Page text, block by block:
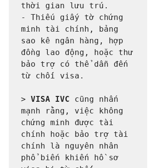
thời gian lưu trú.
- Thiếu giấy tờ chứng
minh tài chính, bảng
sao kê ngân hàng, hợp
đồng lao động, hoặc thư
bảo trợ có thể dẫn đến
từ chối visa.
> VISA IVC cũng nhấn
mạnh rằng, việc không
chứng minh được tài
chính hoặc bảo trợ tài
chính là nguyên nhân
phổ biến khiến hồ sơ